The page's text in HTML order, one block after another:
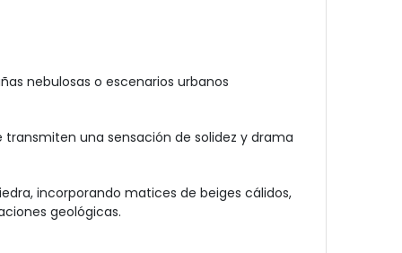
nebulosas o escenarios urbanos
una sensación de solidez y drama
incorporando matices de beiges cálidos,
geológicas.